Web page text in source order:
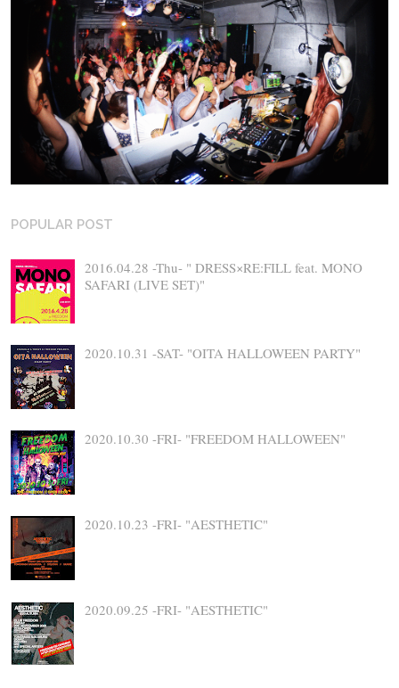
POPULAR POST
2016.04.28 -Thu- " DRESS×RE:FILL feat. MONO
SAFARI (LIVE SET)"
2020.10.31 -SAT- "OITA HALLOWEEN PARTY"
2020.10.30 -FRI- "FREEDOM HALLOWEEN"
2020.10.23 -FRI- "AESTHETIC"
2020.09.25 -FRI- "AESTHETIC"